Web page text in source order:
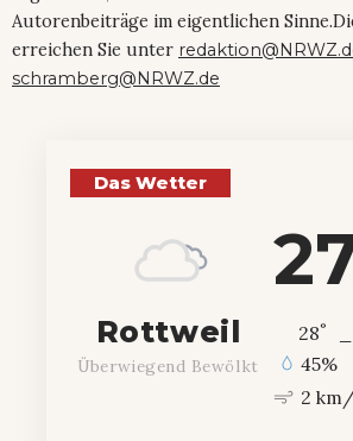
Autorenbeiträge im eigentlichen
erreichen Sie unter
schramberg@NRWZ.de
Das Wetter
Rottweil
Überwiegend Bewölkt
28°
45%
2